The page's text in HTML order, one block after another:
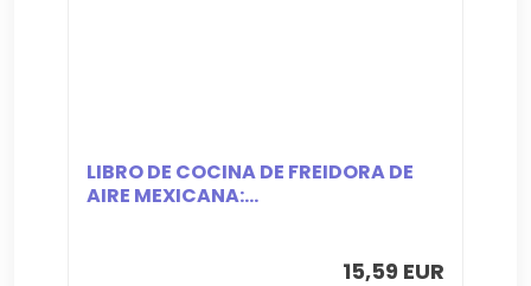
LIBRO DE COCINA DE FREIDORA DE
AIRE MEXICANA:...
15,59 EUR